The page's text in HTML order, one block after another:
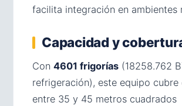
facilita integración en ambientes
Capacidad y
Con 4601 frigorías (18258.762
refrigeración), este equipo cubre
entre 35 y 45 metros cuadrados